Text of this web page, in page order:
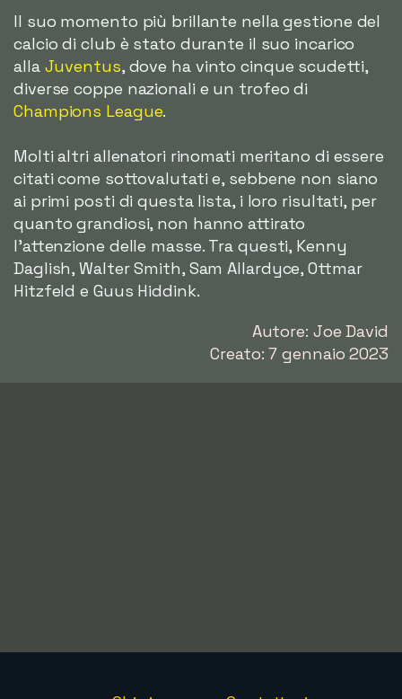
Il suo momento più brillante nella gestione del
calcio di club è stato durante il suo incarico
alla Juventus, dove ha vinto cinque scudetti,
diverse coppe nazionali e un trofeo di
Champions League.
Molti altri allenatori rinomati meritano di essere
citati come sottovalutati e, sebbene non siano
ai primi posti di questa lista, i loro risultati, per
quanto grandiosi, non hanno attirato
l'attenzione delle masse. Tra questi, Kenny
Daglish, Walter Smith, Sam Allardyce, Ottmar
Hitzfeld e Guus Hiddink.
Autore: Joe David
Creato: 7 gennaio 2023